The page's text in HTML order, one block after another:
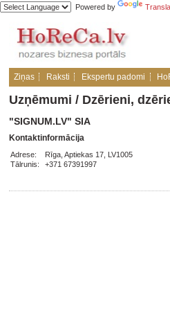
Powered by
Ziņas Raksti Ekspertu padomi
Uzņēmumi / Dzērieni,
"SIGNUM.LV" SIA
Kontaktinformācija
Adrese:
Rīga, Aptiekas 17, LV1005
Tālrunis:
+371 67391997